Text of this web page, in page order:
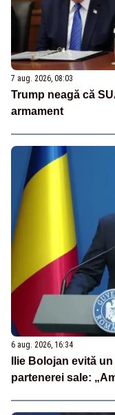
7 aug. 2026, 08:03
Trump neagă că
armament
6 aug. 2026, 16:34
Ilie Bolojan evită
partenerei sale: